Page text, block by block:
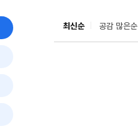
최신순 공감 많은순